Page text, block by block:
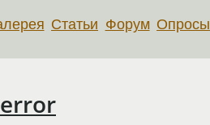
Статьи Форум Опросы